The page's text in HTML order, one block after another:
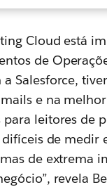
Cloud está
de
Salesforce,
e na
para leitores de
de medir
de extrema
revela